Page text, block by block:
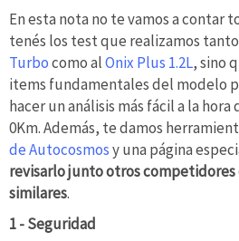
En esta nota no te vamos a contar
tenés los test que realizamos
Turbocomo alOnix Plus 1.2L, sino
items fundamentales del modelo
hacer un análisis más fácil a la
0Km. Además, te damos
de Autocosmosy una página
revisarlo junto otros competidores
similares.
1 - Seguridad